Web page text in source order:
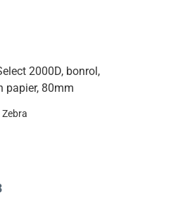
2000D, bonrol,
papier, 80mm
Zebra